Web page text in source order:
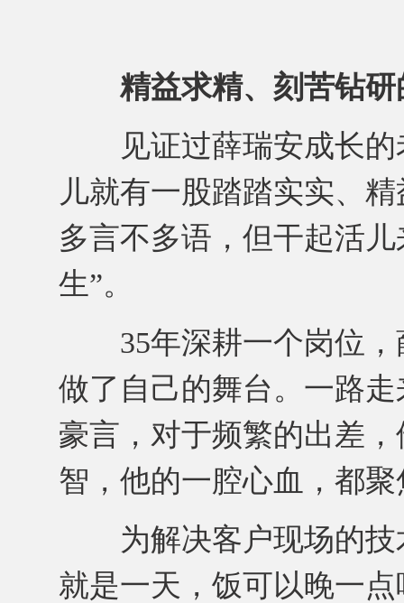
精益求精、刻苦钻研
见证过薛瑞安成长的
儿就有一股踏踏实实、
多言不多语，但干起活
生”。
35年深耕一个岗位，
做了自己的舞台。一路
豪言，对于频繁的出差
智，他的一腔心血，都
为解决客户现场的技
就是一天，饭可以晚一